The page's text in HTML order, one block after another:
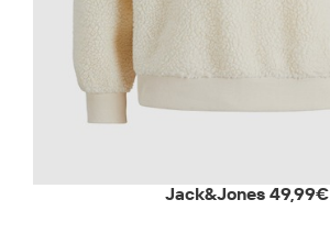
Jack&Jones 49,99€